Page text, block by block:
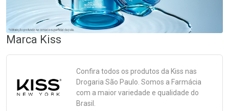
Marca Kiss
Confira todos os produtos da Kiss nas
Drogaria São Paulo. Somos a Farmácia
com a maior variedade e qualidade do
Brasil.